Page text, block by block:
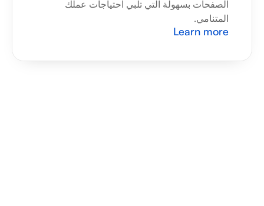
المتنامي.
Learn more